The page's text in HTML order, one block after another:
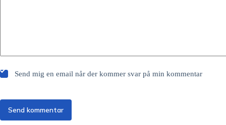
Send mig en email når der kommer svar på min kommentar
Send kommentar